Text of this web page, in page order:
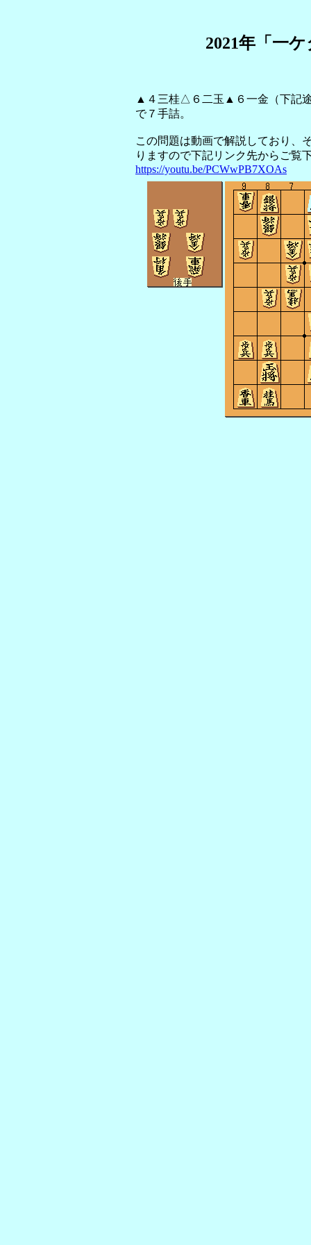
2021年「一
▲４三桂△６二玉▲６一金（下記
で７手詰。
この問題は動画で解説しており、
りますので下記リンク先からご覧
https://youtu.be/PCWwPB7XOAs